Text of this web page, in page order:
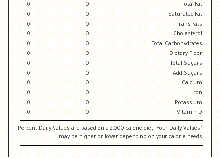
Total Fat
0
0
Saturated Fat
0
0
Trans Fats
0
0
Cholesterol
0
0
Total Carbohydrates
0
0
Dietary Fiber
0
0
Total Sugars
0
0
Add Sugars
0
0
Calcium
0
0
Iron
0
0
Potassium
0
0
Vitamin D
0
0
"Percent Daily Values are based on a 2,000 calorie diet. Your Daily Values
may be higher or lower depending on your calorie needs